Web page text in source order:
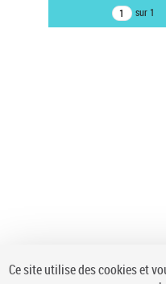
sur 1
Ce site utilise des cookies et